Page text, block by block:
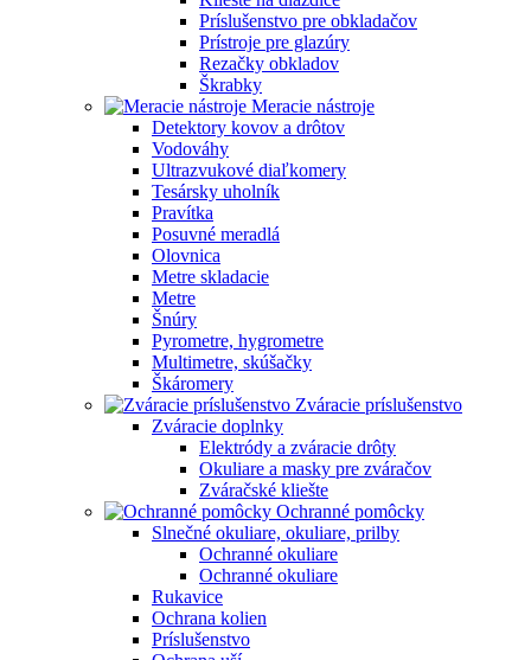
Príslušenstvo pre obkladačov
Prístroje pre glazúry
Rezačky obkladov
Škrabky
Meracie nástroje
Detektory kovov a drôtov
Vodováhy
Ultrazvukové diaľkomery
Tesársky uholník
Pravítka
Posuvné meradlá
Olovnica
Metre skladacie
Metre
Šnúry
Pyrometre, hygrometre
Multimetre, skúšačky
Škáromery
Zváracie príslušenstvo
Zváracie doplnky
Elektródy a zváracie drôty
Okuliare a masky pre zváračov
Zváračské kliešte
Ochranné pomôcky
Slnečné okuliare, okuliare, prilby
Ochranné okuliare
Ochranné okuliare
Rukavice
Ochrana kolien
Príslušenstvo